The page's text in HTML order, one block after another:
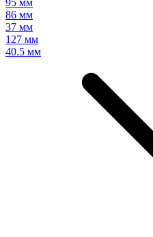
95 мм
86 мм
37 мм
127 мм
40.5 мм